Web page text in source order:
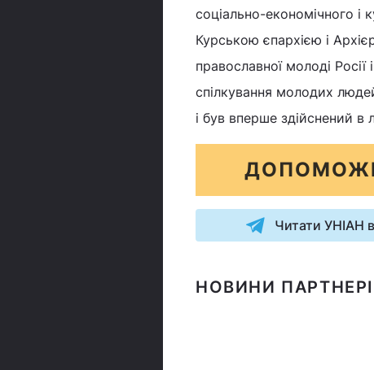
соціально-економічного і
Курською єпархією і
православної молоді
спілкування молодих
і був вперше здійснений в
Читати УНІАН
НОВИНИ